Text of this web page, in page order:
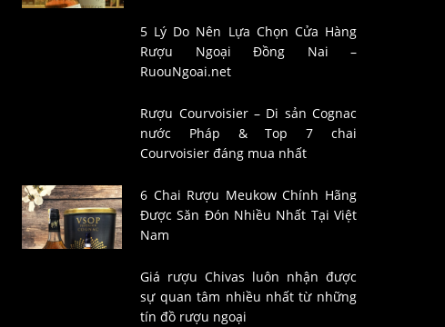
5 Lý Do Nên Lựa Chọn Cửa Hàng
Rượu Ngoại Đồng Nai –
RuouNgoai.net
Rượu Courvoisier – Di sản Cognac
nước Pháp & Top 7 chai
Courvoisier đáng mua nhất
6 Chai Rượu Meukow Chính Hãng
Được Săn Đón Nhiều Nhất Tại Việt
Nam
Giá rượu Chivas luôn nhận được
sự quan tâm nhiều nhất từ những
tín đồ rượu ngoại